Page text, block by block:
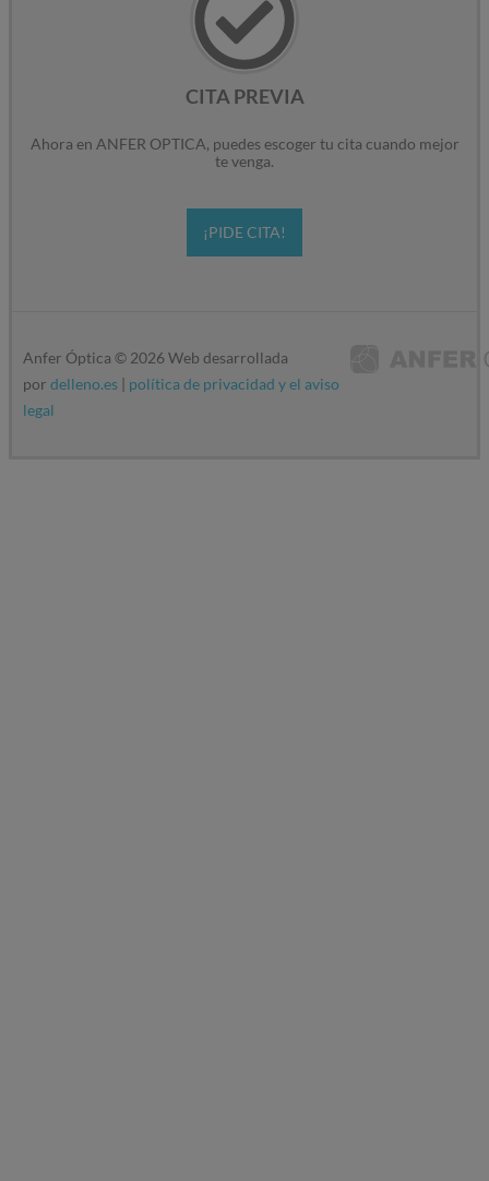
CITA PREVIA
Ahora en ANFER OPTICA, puedes escoger tu cita cuando mejor
te venga.
¡PIDE CITA!
Anfer Óptica © 2026Web desarrollada
por delleno.es | política de privacidad y el aviso
legal